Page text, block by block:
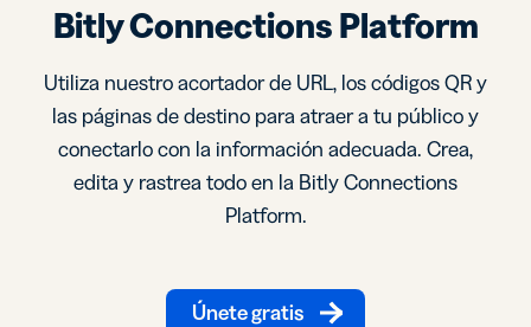
Bitly Connections Platform
Utiliza nuestro acortador de URL, los códigos QR y
las páginas de destino para atraer a tu público y
conectarlo con la información adecuada. Crea,
edita y rastrea todo en la Bitly Connections
Platform.
Únete gratis